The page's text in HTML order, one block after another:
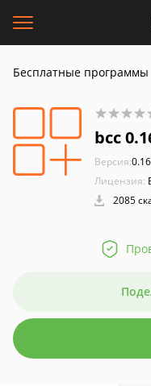
Бесплатные программы
bcc
Версия:
Лицензия:
2085